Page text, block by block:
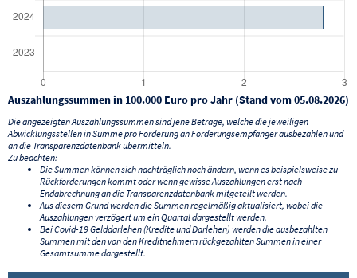
Auszahlungssummen in 100.000 Euro pro Jahr (Stand vom 05.08.2026)
Die angezeigten Auszahlungssummen sind jene Beträge, welche die jeweiligen
Abwicklungsstellen in Summe pro Förderung an Förderungsempfänger ausbezahlen und
an die Transparenzdatenbank übermitteln.
Zu beachten:
Die Summen können sich nachträglich noch ändern, wenn es beispielsweise zu
Rückforderungen kommt oder wenn gewisse Auszahlungen erst nach
Endabrechnung an die Transparenzdatenbank mitgeteilt werden.
Aus diesem Grund werden die Summen regelmäßig aktualisiert, wobei die
Auszahlungen verzögert um ein Quartal dargestellt werden.
Bei Covid-19 Gelddarlehen (Kredite und Darlehen) werden die ausbezahlten
Summen mit den von den Kreditnehmern rückgezahlten Summen in einer
Gesamtsumme dargestellt.